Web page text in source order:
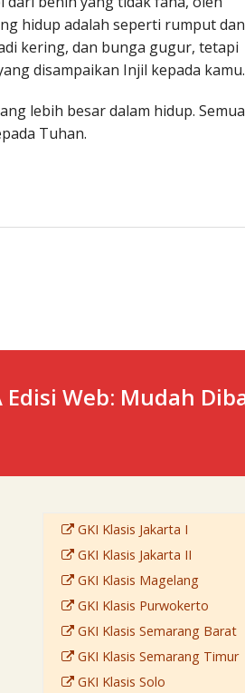
hidup adalah seperti rumput dan
kering, dan bunga gugur, tetapi
disampaikan Injil kepada kamu.
lebih besar dalam hidup. Semua
Tuhan.
Edisi Web: Mudah
GKI Klasis Jakarta I
GKI Klasis Jakarta II
GKI Klasis Magelang
GKI Klasis Purwokerto
GKI Klasis Semarang Barat
GKI Klasis Semarang Timur
GKI Klasis Solo